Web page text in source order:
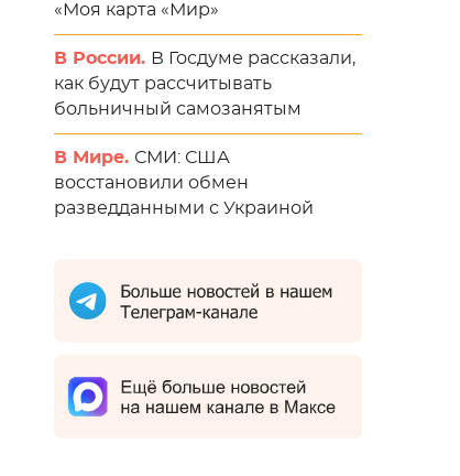
«Моя карта «Мир»
В России. В Госдуме рассказали,
как будут рассчитывать
больничный самозанятым
В Мире. СМИ: США
восстановили обмен
разведданными с Украиной